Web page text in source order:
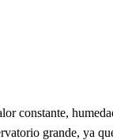
constante,
grande, ya